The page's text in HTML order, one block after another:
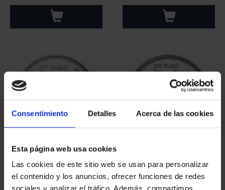
Consentimiento Detalles Acerca de las cookies
Esta página web usa cookies
Las cookies de este sitio web se usan para personalizar
el contenido y los anuncios, ofrecer funciones de redes
CAPITALES ESPAÑOLAS
- ALBACETE
73,00 €
- MADRID
73,00 €